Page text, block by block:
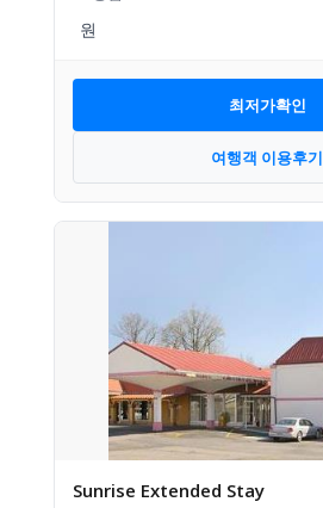
최저가확인
여행객 이용후기
Sunrise Extended Stay